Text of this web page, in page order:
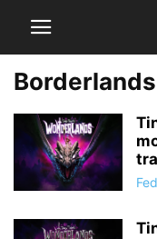
Borderlands